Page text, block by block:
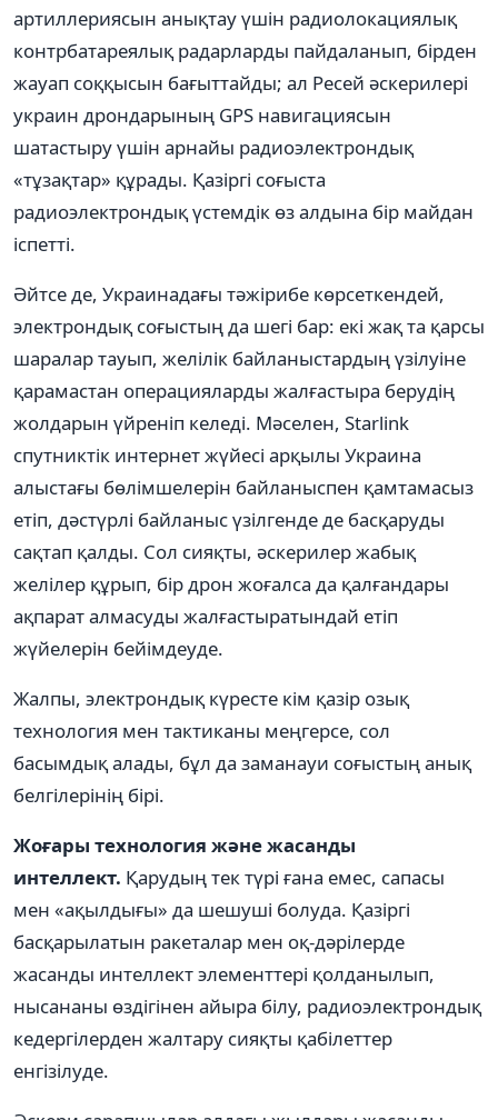
артиллериясын анықтау үшін радиолокациялық
контрбатареялық радарларды пайдаланып, бірден
жауап соққысын бағыттайды; ал Ресей әскерилері
украин дрондарының GPS навигациясын
шатастыру үшін арнайы радиоэлектрондық
«тұзақтар» құрады. Қазіргі соғыста
радиоэлектрондық үстемдік өз алдына бір майдан
іспетті.
Әйтсе де, Украинадағы тәжірибе көрсеткендей,
электрондық соғыстың да шегі бар: екі жақ та қарсы
шаралар тауып, желілік байланыстардың үзілуіне
қарамастан операцияларды жалғастыра берудің
жолдарын үйреніп келеді. Мәселен, Starlink
спутниктік интернет жүйесі арқылы Украина
алыстағы бөлімшелерін байланыспен қамтамасыз
етіп, дәстүрлі байланыс үзілгенде де басқаруды
сақтап қалды. Сол сияқты, әскерилер жабық
желілер құрып, бір дрон жоғалса да қалғандары
ақпарат алмасуды жалғастыратындай етіп
жүйелерін бейімдеуде.
Жалпы, электрондық күресте кім қазір озық
технология мен тактиканы меңгерсе, сол
басымдық алады, бұл да заманауи соғыстың анық
белгілерінің бірі.
Жоғары технология және жасанды
интеллект. Қарудың тек түрі ғана емес, сапасы
мен «ақылдығы» да шешуші болуда. Қазіргі
басқарылатын ракеталар мен оқ-дәрілерде
жасанды интеллект элементтері қолданылып,
нысананы өздігінен айыра білу, радиоэлектрондық
кедергілерден жалтару сияқты қабілеттер
енгізілуде.